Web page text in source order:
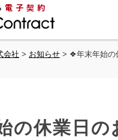
電子契約
会社 > お知らせ > ❖年末年始の
の休業日の